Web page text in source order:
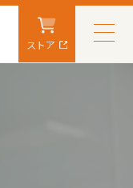
ストア